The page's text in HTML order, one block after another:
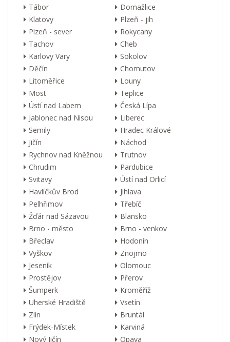
Tábor
Domažlice
Klatovy
Plzeň - jih
Plzeň - sever
Rokycany
Tachov
Cheb
Karlovy Vary
Sokolov
Děčín
Chomutov
Litoměřice
Louny
Most
Teplice
Ústí nad Labem
Česká Lípa
Jablonec nad Nisou
Liberec
Semily
Hradec Králové
Jičín
Náchod
Rychnov nad Kněžnou
Trutnov
Chrudim
Pardubice
Svitavy
Ústí nad Orlicí
Havlíčkův Brod
Jihlava
Pelhřimov
Třebíč
Žďár nad Sázavou
Blansko
Brno - město
Brno - venkov
Břeclav
Hodonín
Vyškov
Znojmo
Jeseník
Olomouc
Prostějov
Přerov
Šumperk
Kroměříž
Uherské Hradiště
Vsetín
Zlín
Bruntál
Frýdek-Místek
Karviná
Nový Jičín
Opava